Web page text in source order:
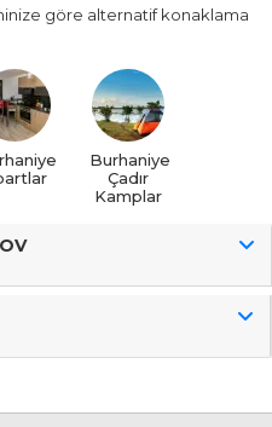
göre alternatif konaklama
Burhaniye
Çadır
Kamplar